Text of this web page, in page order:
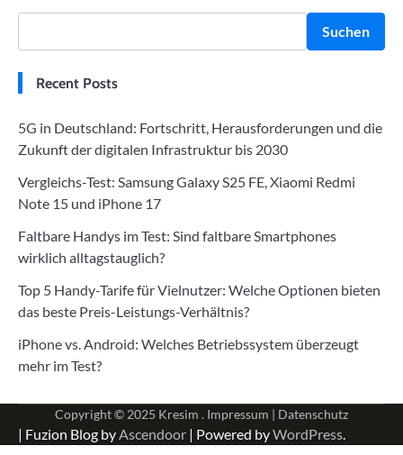
Suchen
Recent Posts
5G in Deutschland: Fortschritt, Herausforderungen und die
Zukunft der digitalen Infrastruktur bis 2030
Vergleichs-Test: Samsung Galaxy S25 FE, Xiaomi Redmi
Note 15 und iPhone 17
Faltbare Handys im Test: Sind faltbare Smartphones
wirklich alltagstauglich?
Top 5 Handy-Tarife für Vielnutzer: Welche Optionen bieten
das beste Preis-Leistungs-Verhältnis?
iPhone vs. Android: Welches Betriebssystem überzeugt
mehr im Test?
Copyright © 2025 Kresim . Impressum | Datenschutz
| Fuzion Blog byAscendoor | Powered byWordPress.